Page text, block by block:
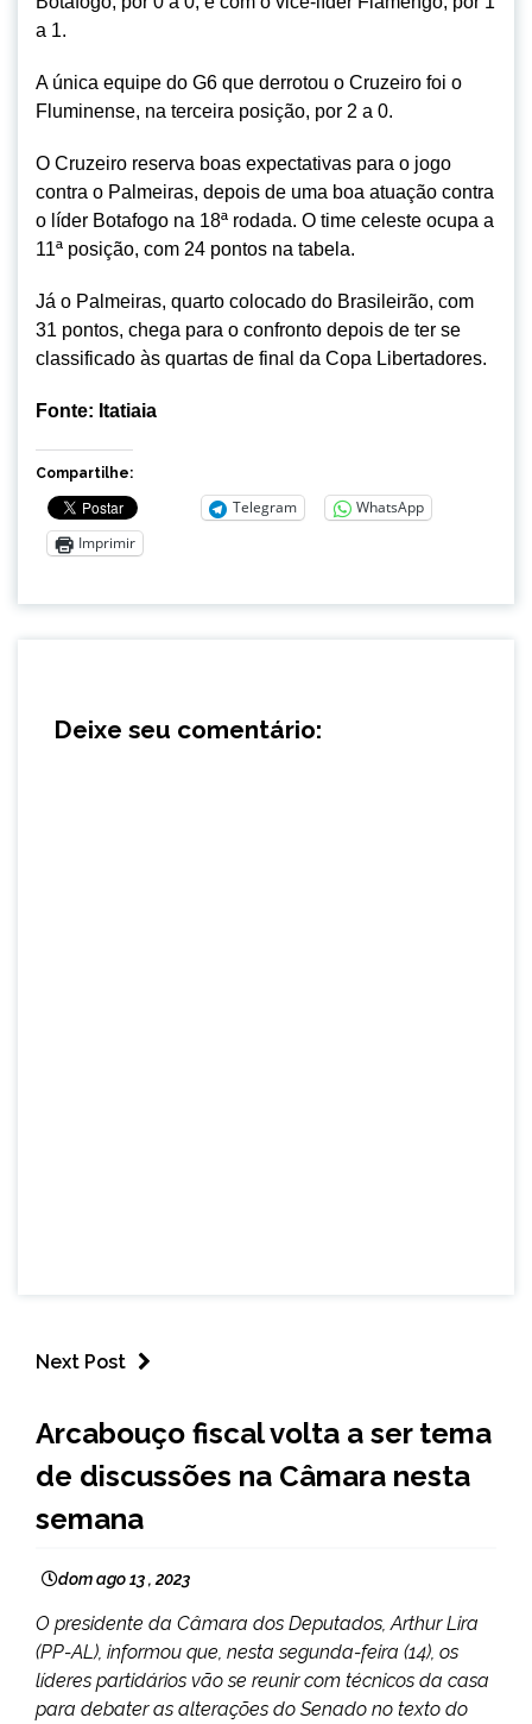
a 1.
A única equipe do G6 que derrotou o Cruzeiro foi o
Fluminense, na terceira posição, por 2 a 0.
O Cruzeiro reserva boas expectativas para o jogo
contra o Palmeiras, depois de uma boa atuação contra
o líder Botafogo na 18ª rodada. O time celeste ocupa a
11ª posição, com 24 pontos na tabela.
Já o Palmeiras, quarto colocado do Brasileirão, com
31 pontos, chega para o confronto depois de ter se
classificado às quartas de final da Copa Libertadores.
Fonte: Itatiaia
Compartilhe:
Telegram
WhatsApp
Imprimir
Deixe seu comentário:
Next Post
Arcabouço fiscal volta a ser tema
de discussões na Câmara nesta
semana
dom ago 13 , 2023
O presidente da Câmara dos Deputados, Arthur Lira
(PP-AL), informou que, nesta segunda-feira (14), os
líderes partidários vão se reunir com técnicos da casa
para debater as alterações do Senado no texto do